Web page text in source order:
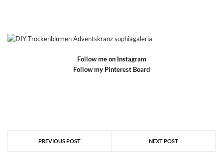
Follow me on Instagram
Follow my Pinterest Board
PREVIOUS POST NEXT POST